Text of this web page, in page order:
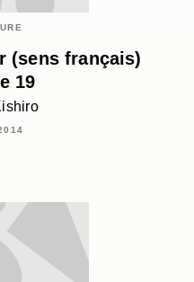
(sens français)
19